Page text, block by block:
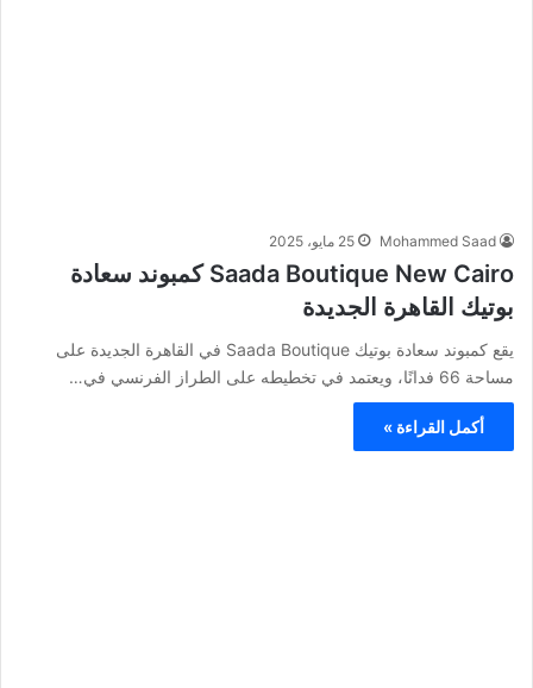
Mohammed Saad 25 مايو، 2025
Saada Boutique New Cairo كمبوند سعادة
بوتيك القاهرة الجديدة
يقع كمبوند سعادة بوتيك Saada Boutique في القاهرة الجديدة على
مساحة 66 فدانًا، ويعتمد في تخطيطه على الطراز الفرنسي في…
أكمل القراءة »